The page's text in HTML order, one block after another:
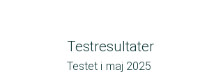
Testresultater
Testet i maj 2025